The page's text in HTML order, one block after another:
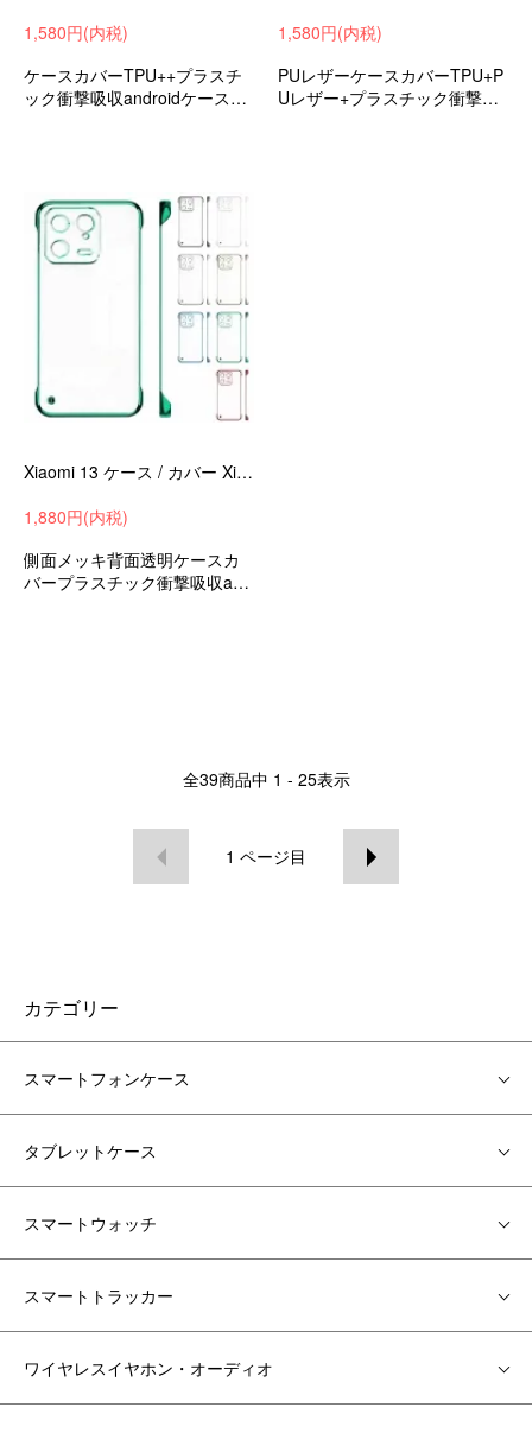
1,580円(内税)
ケースカバーTPU++プラスチ
ック衝撃吸収androidケースス
1,580円(内税)
PUレザーケースカバーTPU+P
Uレザー+プラスチック衝撃吸
Xiaomi 13 ケース / カバー Xiaomi 13 pro 側面メッキ 背面透明 ハードカバー ストラップ穴 シャオミ 小米 13/13 プロ
1,880円(内税)
側面メッキ背面透明ケースカ
バープラスチック衝撃吸収and
全39商品中 1 - 25表示
1 ページ目
カテゴリー
スマートフォンケース
タブレットケース
スマートウォッチ
スマートトラッカー
ワイヤレスイヤホン・オーディオ